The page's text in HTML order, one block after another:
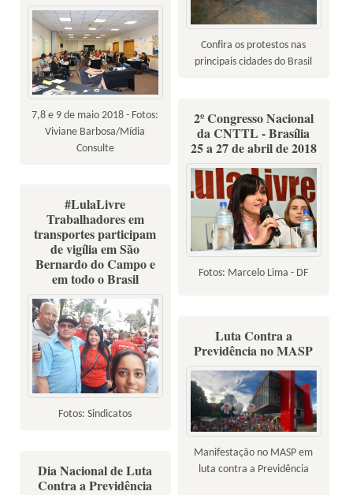
Confira os protestos nas
principais cidades do Brasil
7,8 e 9 de maio 2018 - Fotos:
Viviane Barbosa/Mídia
Consulte
2º Congresso Nacional
da CNTTL - Brasília
25 a 27 de abril de 2018
Fotos: Marcelo Lima - DF
#LulaLivre
Trabalhadores em
transportes participam
de vigília em São
Bernardo do Campo e
em todo o Brasil
Fotos: Sindicatos
Luta Contra a
Previdência no MASP
Manifestação no MASP em
luta contra a Previdência
Dia Nacional de Luta
Contra a Previdência